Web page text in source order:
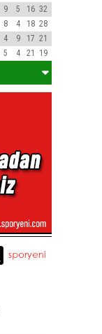
9 5 16 32
8 4 18 28
4 9 17 21
5 4 21 19